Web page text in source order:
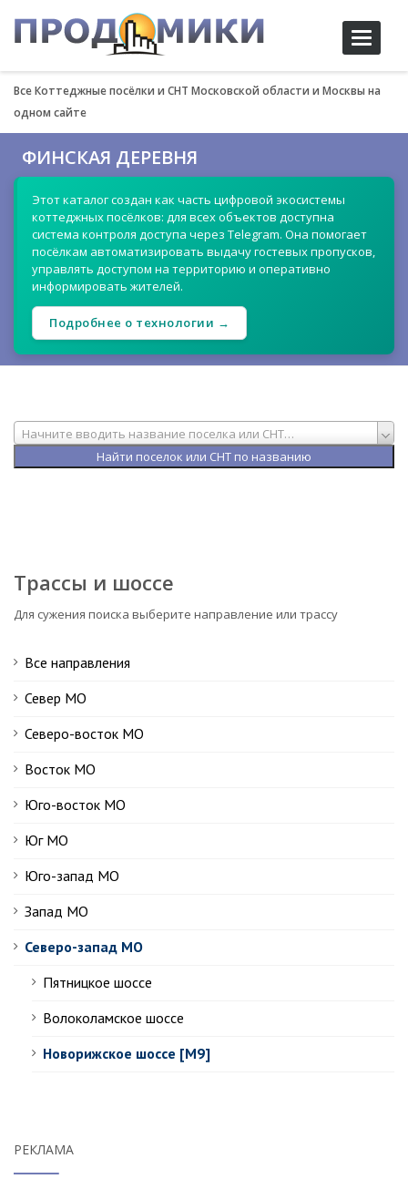
Toggle
Все Коттеджные посёлки и СНТ Московской области и Москвы на
одном сайте
ФИНСКАЯ ДЕРЕВНЯ
Этот каталог создан как часть цифровой экосистемы
коттеджных посёлков: для всех объектов доступна
система контроля доступа через Telegram. Она помогает
посёлкам автоматизировать выдачу гостевых пропусков,
управлять доступом на территорию и оперативно
информировать жителей.
Подробнее о технологии →
Начните вводить название поселка или СНТ…
Трассы и шоссе
Для сужения поиска выберите направление или трассу
Все направления
Север МО
Северо-восток МО
Восток МО
Юго-восток МО
Юг МО
Юго-запад МО
Запад МО
Северо-запад МО
Пятницкое шоссе
Волоколамское шоссе
Новорижское шоссе [М9]
РЕКЛАМА